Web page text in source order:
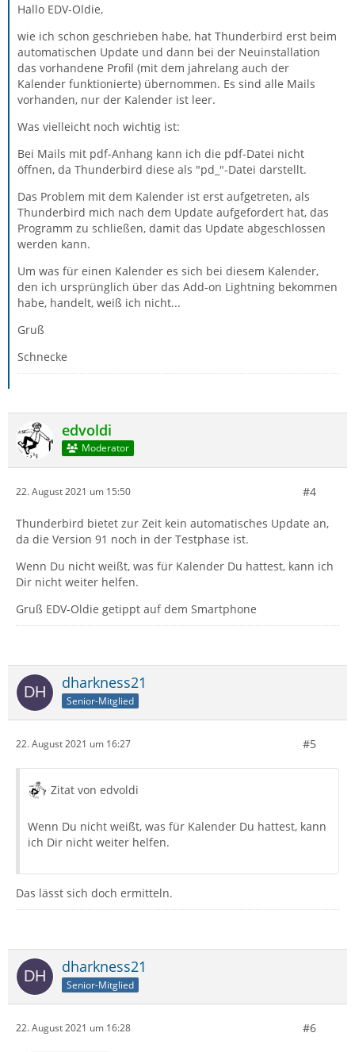
Hallo EDV-Oldie,
wie ich schon geschrieben habe, hat Thunderbird erst beim
automatischen Update und dann bei der Neuinstallation
das vorhandene Profil (mit dem jahrelang auch der
Kalender funktionierte) übernommen. Es sind alle Mails
vorhanden, nur der Kalender ist leer.
Was vielleicht noch wichtig ist:
Bei Mails mit pdf-Anhang kann ich die pdf-Datei nicht
öffnen, da Thunderbird diese als "pd_"-Datei darstellt.
Das Problem mit dem Kalender ist erst aufgetreten, als
Thunderbird mich nach dem Update aufgefordert hat, das
Programm zu schließen, damit das Update abgeschlossen
werden kann.
Um was für einen Kalender es sich bei diesem Kalender,
den ich ursprünglich über das Add-on Lightning bekommen
habe, handelt, weiß ich nicht...
Gruß
Schnecke
edvoldi
Moderator
22. August 2021 um 15:50 #4
Thunderbird bietet zur Zeit kein automatisches Update an,
da die Version 91 noch in der Testphase ist.
Wenn Du nicht weißt, was für Kalender Du hattest, kann ich
Dir nicht weiter helfen.
Gruß EDV-Oldie getippt auf dem Smartphone
dharkness21
Senior-Mitglied
22. August 2021 um 16:27 #5
Zitat von edvoldi
Wenn Du nicht weißt, was für Kalender Du hattest, kann
ich Dir nicht weiter helfen.
Das lässt sich doch ermitteln.
dharkness21
Senior-Mitglied
22. August 2021 um 16:28 #6